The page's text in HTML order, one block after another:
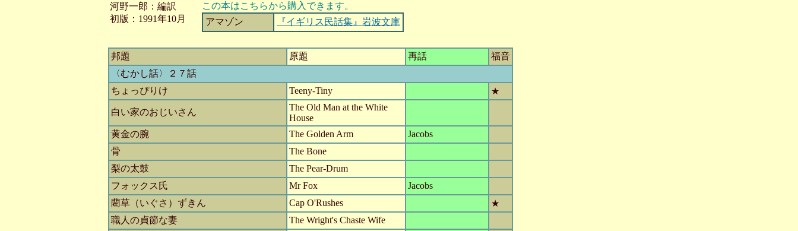
河野一郎：編訳
初版：1991年10月
この本はこちらから購入できます。
アマゾン
『イギリス民話集』岩波文庫
邦題 原題 再話
福音
〈むかし話〉２７話
ちょっぴりけ
Teeny-Tiny ★
白い家のおじいさん
The Old Man at the White
House
黄金の腕
The Golden Arm
Jacobs
骨
The Bone
梨の太鼓
The Pear-Drum
フォックス氏
Mr Fox
Jacobs
藺草（いぐさ）ずきん
Cap O'Rushes
★
職人の貞節な妻
The Wright's Chaste Wife